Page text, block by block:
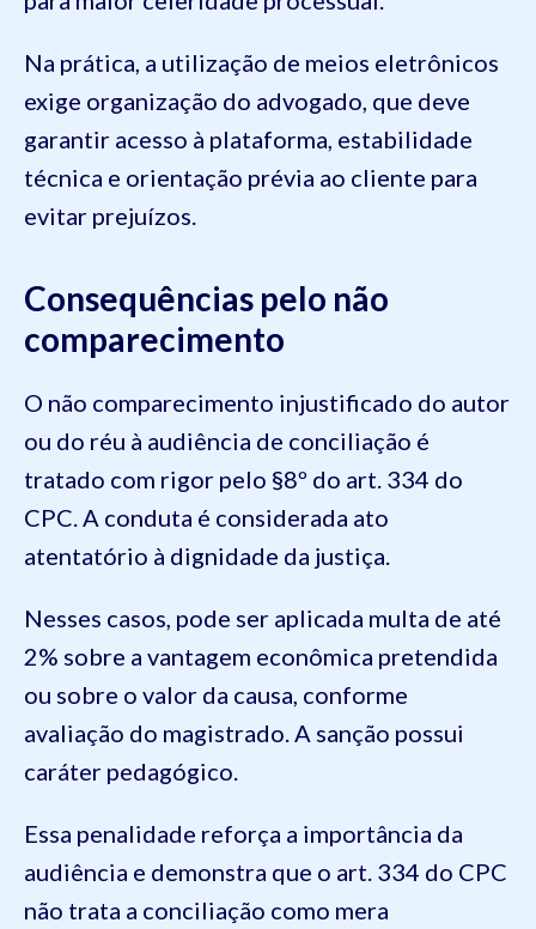
Na prática, a utilização de meios eletrônicos
exige organização do advogado, que deve
garantir acesso à plataforma, estabilidade
técnica e orientação prévia ao cliente para
evitar prejuízos.
Consequências pelo não
comparecimento
O não comparecimento injustificado do autor
ou do réu à audiência de conciliação é
tratado com rigor pelo §8º do art. 334 do
CPC. A conduta é considerada ato
atentatório à dignidade da justiça.
Nesses casos, pode ser aplicada multa de até
2% sobre a vantagem econômica pretendida
ou sobre o valor da causa, conforme
avaliação do magistrado. A sanção possui
caráter pedagógico.
Essa penalidade reforça a importância da
audiência e demonstra que o art. 334 do CPC
não trata a conciliação como mera